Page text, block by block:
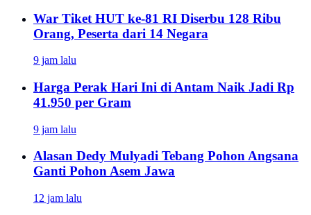
War Tiket HUT ke-81 RI Diserbu 128 Ribu
Orang, Peserta dari 14 Negara
9 jam lalu
Harga Perak Hari Ini di Antam Naik Jadi Rp
41.950 per Gram
9 jam lalu
Alasan Dedy Mulyadi Tebang Pohon Angsana
Ganti Pohon Asem Jawa
12 jam lalu